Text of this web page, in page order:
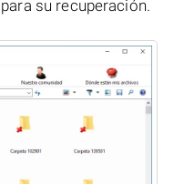
su recuperación.